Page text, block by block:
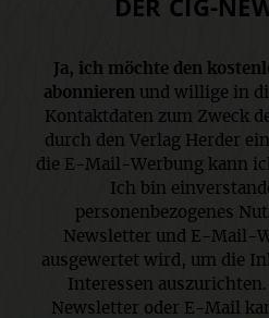
DER CIG-
Ja, ich möchte den
abonnieren und willige in
Kontaktdaten zum Zweck
durch den Verlag Herder
die E-Mail-Werbung kann
Ich bin
personenbezogenes
Newsletter und E-Mail-
ausgewertet wird, um die
Interessen
Newsletter oder E-Mail